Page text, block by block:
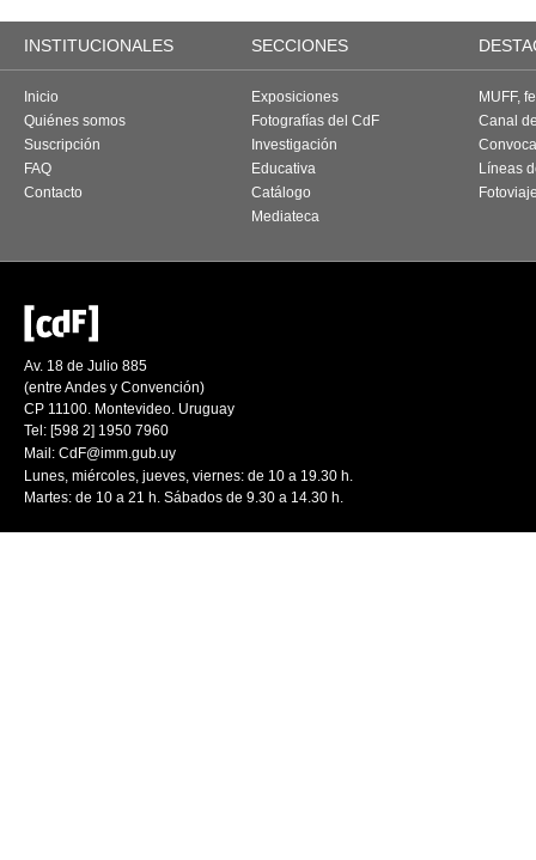
INSTITUCIONALES SECCIONES
Inicio
Quiénes somos
Suscripción
FAQ
Contacto
Exposiciones
Fotografías del CdF
Investigación
Educativa
Catálogo
Mediateca
MUFF,
Canal
Líneas
Av. 18 de Julio 885
(entre Andes y Convención)
CP 11100. Montevideo. Uruguay
Tel: [598 2] 1950 7960
Mail: CdF@imm.gub.uy
Lunes, miércoles, jueves, viernes: de 10 a 19.30 h.
Martes: de 10 a 21 h. Sábados de 9.30 a 14.30 h.